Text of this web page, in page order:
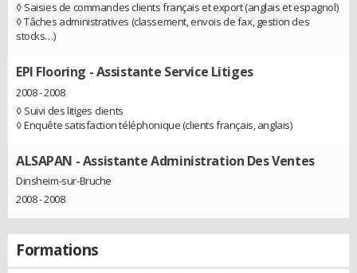
◊ Saisies de commandes clients français et export (anglais et espagnol)
◊ Tâches administratives (classement, envois de fax, gestion des
stocks…)
EPI Flooring - Assistante Service Litiges
2008 - 2008
◊ Suivi des litiges clients
◊ Enquête satisfaction téléphonique (clients français, anglais)
ALSAPAN - Assistante Administration Des Ventes
Dinsheim-sur-Bruche
2008 - 2008
Formations